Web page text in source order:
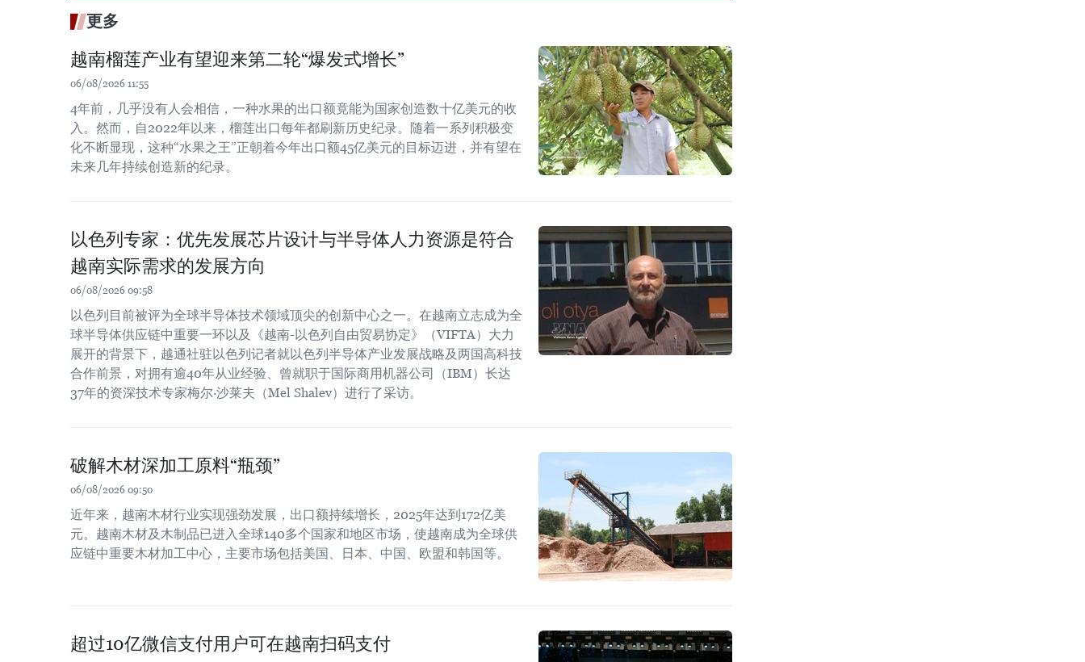
更多
越南榴莲产业有望迎来第二轮“爆发式增长”
06/08/2026 11:55
4年前，几乎没有人会相信，一种水果的出口额竟能为国家创造数十亿美元的收
入。然而，自2022年以来，榴莲出口每年都刷新历史纪录。随着一系列积极变
化不断显现，这种“水果之王”正朝着今年出口额45亿美元的目标迈进，并有望在
未来几年持续创造新的纪录。
以色列专家：优先发展芯片设计与半导体人力资源是符合
越南实际需求的发展方向
06/08/2026 09:58
以色列目前被评为全球半导体技术领域顶尖的创新中心之一。在越南立志成为全
球半导体供应链中重要一环以及《越南-以色列自由贸易协定》（VIFTA）大力
展开的背景下，越通社驻以色列记者就以色列半导体产业发展战略及两国高科技
合作前景，对拥有逾40年从业经验、曾就职于国际商用机器公司（IBM）长达
37年的资深技术专家梅尔·沙莱夫（Mel Shalev）进行了采访。
破解木材深加工原料“瓶颈”
06/08/2026 09:50
近年来，越南木材行业实现强劲发展，出口额持续增长，2025年达到172亿美
元。越南木材及木制品已进入全球140多个国家和地区市场，使越南成为全球供
应链中重要木材加工中心，主要市场包括美国、日本、中国、欧盟和韩国等。
超过10亿微信支付用户可在越南扫码支付